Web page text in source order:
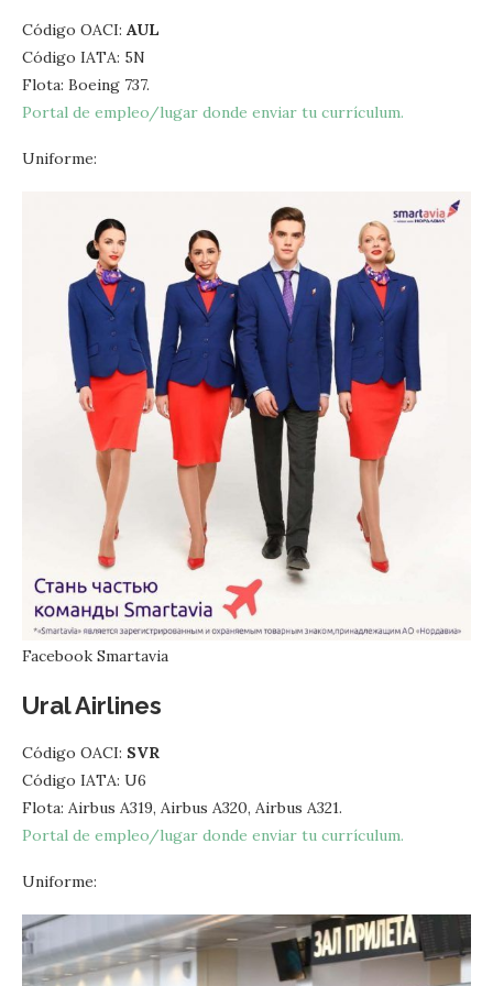
Código OACI: AUL
Código IATA: 5N
Flota: Boeing 737.
Portal de empleo/lugar donde enviar tu currículum.
Uniforme:
Facebook Smartavia
Ural Airlines
Código OACI: SVR
Código IATA: U6
Flota: Airbus A319, Airbus A320, Airbus A321.
Portal de empleo/lugar donde enviar tu currículum.
Uniforme: